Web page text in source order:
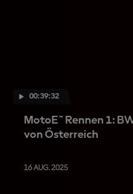
00:39:32
MotoE™ Rennen 1:
von Österreich
16 AUG. 2025